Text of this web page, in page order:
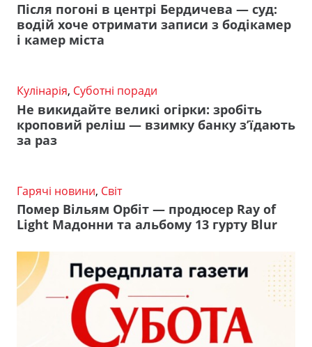
Після погоні в центрі Бердичева — суд:
водій хоче отримати записи з бодікамер
і камер міста
Кулінарія, Суботні поради
Не викидайте великі огірки: зробіть
кроповий реліш — взимку банку з’їдають
за раз
Гарячі новини, Світ
Помер Вільям Орбіт — продюсер Ray of
Light Мадонни та альбому 13 гурту Blur